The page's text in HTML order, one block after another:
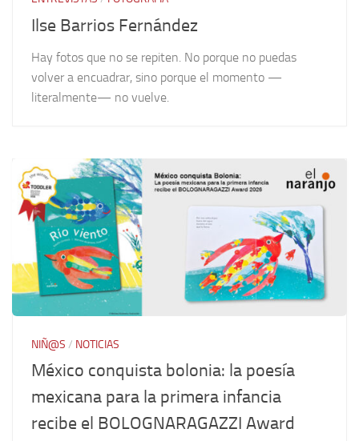
Ilse Barrios Fernández
Hay fotos que no se repiten. No porque no puedas
volver a encuadrar, sino porque el momento —
literalmente— no vuelve.
NIÑ@S / NOTICIAS
México conquista bolonia: la poesía
mexicana para la primera infancia
recibe el BOLOGNARAGAZZI Award